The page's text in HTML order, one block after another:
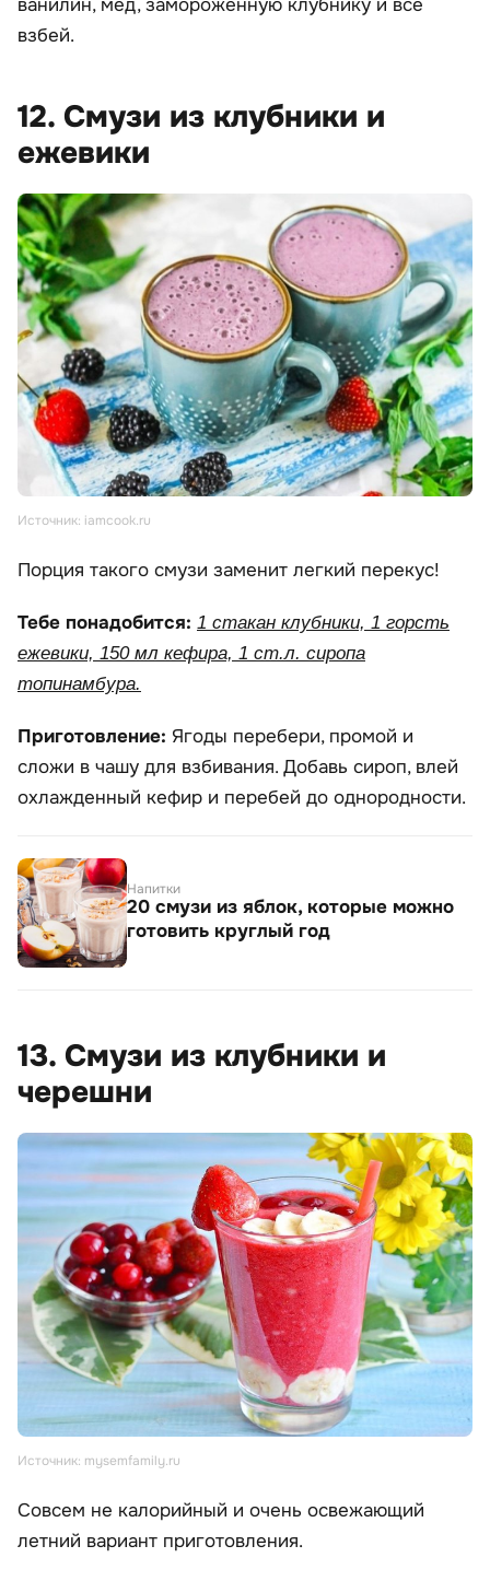
ванилин, мед, замороженную клубнику и все
взбей.
12. Смузи из клубники и
ежевики
Источник: iamcook.ru
Порция такого смузи заменит легкий перекус!
Тебе понадобится: 1 стакан клубники, 1 горсть
ежевики, 150 мл кефира, 1 ст.л. сиропа
топинамбура.
Приготовление: Ягоды перебери, промой и
сложи в чашу для взбивания. Добавь сироп, влей
охлажденный кефир и перебей до однородности.
Напитки
20 смузи из яблок, которые можно
готовить круглый год
13. Смузи из клубники и
черешни
Источник: mysemfamily.ru
Совсем не калорийный и очень освежающий
летний вариант приготовления.